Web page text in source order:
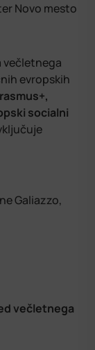
Novo mesto
večletnega
evropskih
socialni
Galiazzo,
večletnega